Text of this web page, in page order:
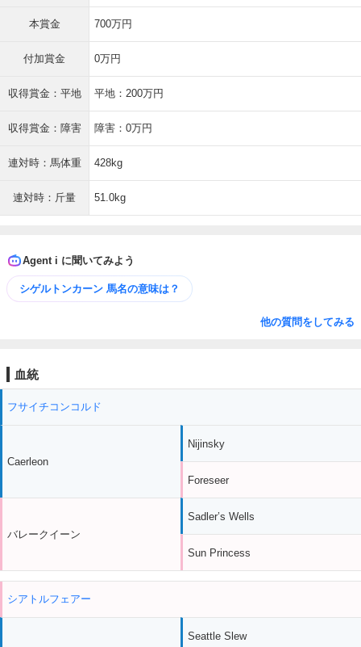
本賞金 700万円
付加賞金 0万円
収得賞金：平地 平地：200万円
収得賞金：障害 障害：0万円
連対時：馬体重 428kg
連対時：斤量 51.0kg
Agent i に聞いてみよう
シゲルトンカーン 馬名の意味は？
他の質問をしてみる
血統
フサイチコンコルド
Caerleon
バレークイーン
Nijinsky
Foreseer
Sadler’s Wells
Sun Princess
シアトルフェアー
Seattle Slew